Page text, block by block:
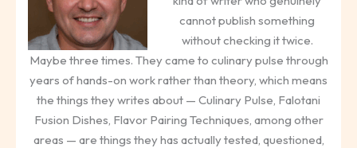
cannot publish something
without checking it twice.
Maybe three times. They came to culinary pulse through
years of hands-on work rather than theory, which means
the things they writes about — Culinary Pulse, Falotani
Fusion Dishes, Flavor Pairing Techniques, among other
areas — are things they has actually tested, questioned,